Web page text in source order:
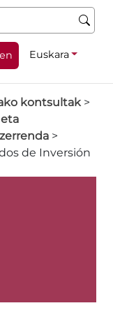
Euskara
kontsultak>
>
de Inversión